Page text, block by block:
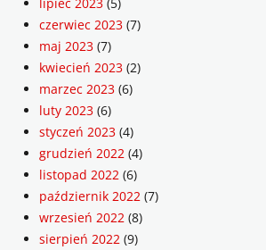
czerwiec 2023 (7)
maj 2023 (7)
kwiecień 2023 (2)
marzec 2023 (6)
luty 2023 (6)
styczeń 2023 (4)
grudzień 2022 (4)
listopad 2022 (6)
październik 2022 (7)
wrzesień 2022 (8)
sierpień 2022 (9)